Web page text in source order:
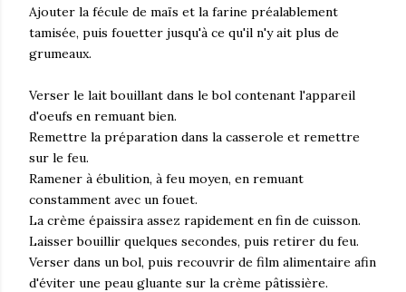
Ajouter la fécule de maïs et la farine préalablement
tamisée, puis fouetter jusqu'à ce qu'il n'y ait plus de
grumeaux.
Verser le lait bouillant dans le bol contenant l'appareil
d'oeufs en remuant bien.
Remettre la préparation dans la casserole et remettre
sur le feu.
Ramener à ébulition, à feu moyen, en remuant
constamment avec un fouet.
La crème épaissira assez rapidement en fin de cuisson.
Laisser bouillir quelques secondes, puis retirer du feu.
Verser dans un bol, puis recouvrir de film alimentaire afin
d'éviter une peau gluante sur la crème pâtissière.